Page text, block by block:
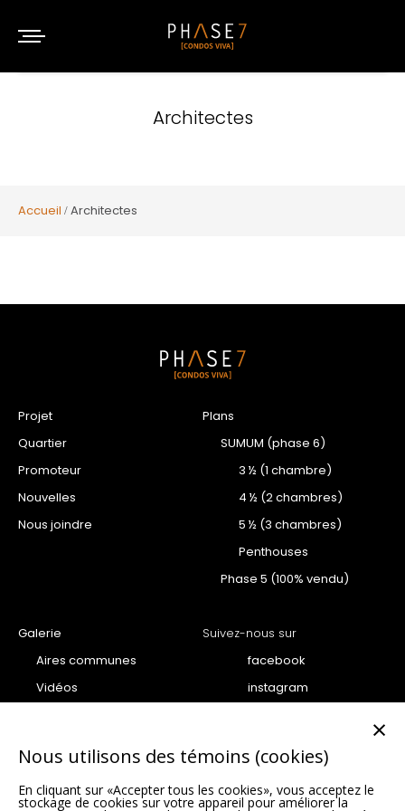
Architectes
Accueil Architectes
Projet
Quartier
Promoteur
Nouvelles
Nous joindre
Plans
SUMUM (phase 6)
3 ½ (1 chambre)
4 ½ (2 chambres)
5 ½ (3 chambres)
Penthouses
Phase 5 (100% vendu)
Galerie
Aires communes
Vidéos
Condo
Unités vedettes Phase 6 –
Suivez-nous sur
facebook
instagram
Nous utilisons des témoins (cookies)
En cliquant sur «Accepter tous les cookies», vous acceptez le
stockage de cookies sur votre appareil pour améliorer la
×